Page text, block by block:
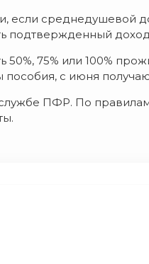
если
доход
75% или 100%
с июня
ПФР. По